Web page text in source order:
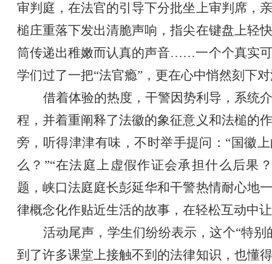
审判庭，在法官的引导下分批坐上审判席，
槌庄重落下发出清脆声响，指尖在键盘上轻
筒传递出稚嫩而认真的声音……一个个真实
学们过了一把“法官瘾”，更在心中悄然刻下
借着体验的热度，干警因势利导，系统
程，并着重阐释了法徽的象征意义和法槌的
旁，听得津津有味，不时举手提问：“国徽
么？”“在法庭上虚假作证会承担什么后果
题，峡口法庭庭长彭延华和干警热情耐心地
律概念化作贴近生活的故事，在轻松互动中
活动尾声，学生们纷纷表示，这个“特别
到了许多课堂上接触不到的法律知识，也懂